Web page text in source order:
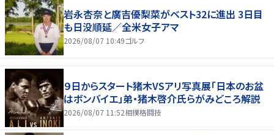
岩永杏奈と廣吉優梨菜がベスト32に進出 3日目
も日没順延／全米女子アマ
2026/08/07 10:49ゴルフ
９日からスタート猪木VSアリ写真展「日本のお盆
はボンバイエ」弟・猪木啓介氏らがみどころ解説
2026/08/07 11:52相撲格闘技